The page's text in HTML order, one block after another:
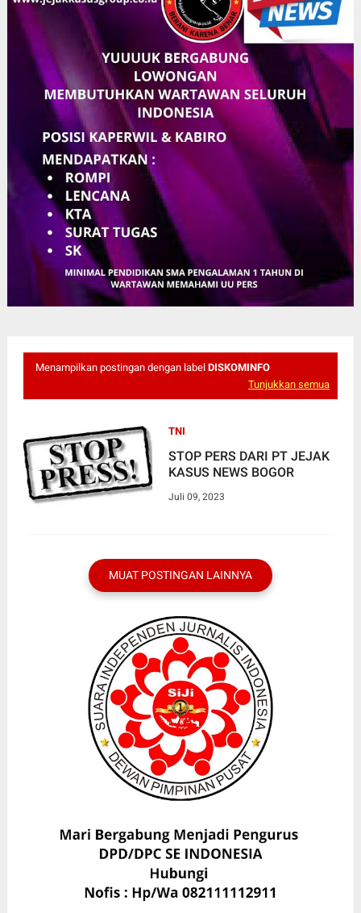
Menampilkan postingan dengan label DISKOMINFO
Tunjukkan semua
TNI
STOP PERS DARI PT JEJAK
KASUS NEWS BOGOR
Juli 09, 2023
MUAT POSTINGAN LAINNYA